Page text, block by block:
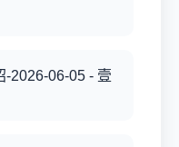
-2026-06-05 - 壹